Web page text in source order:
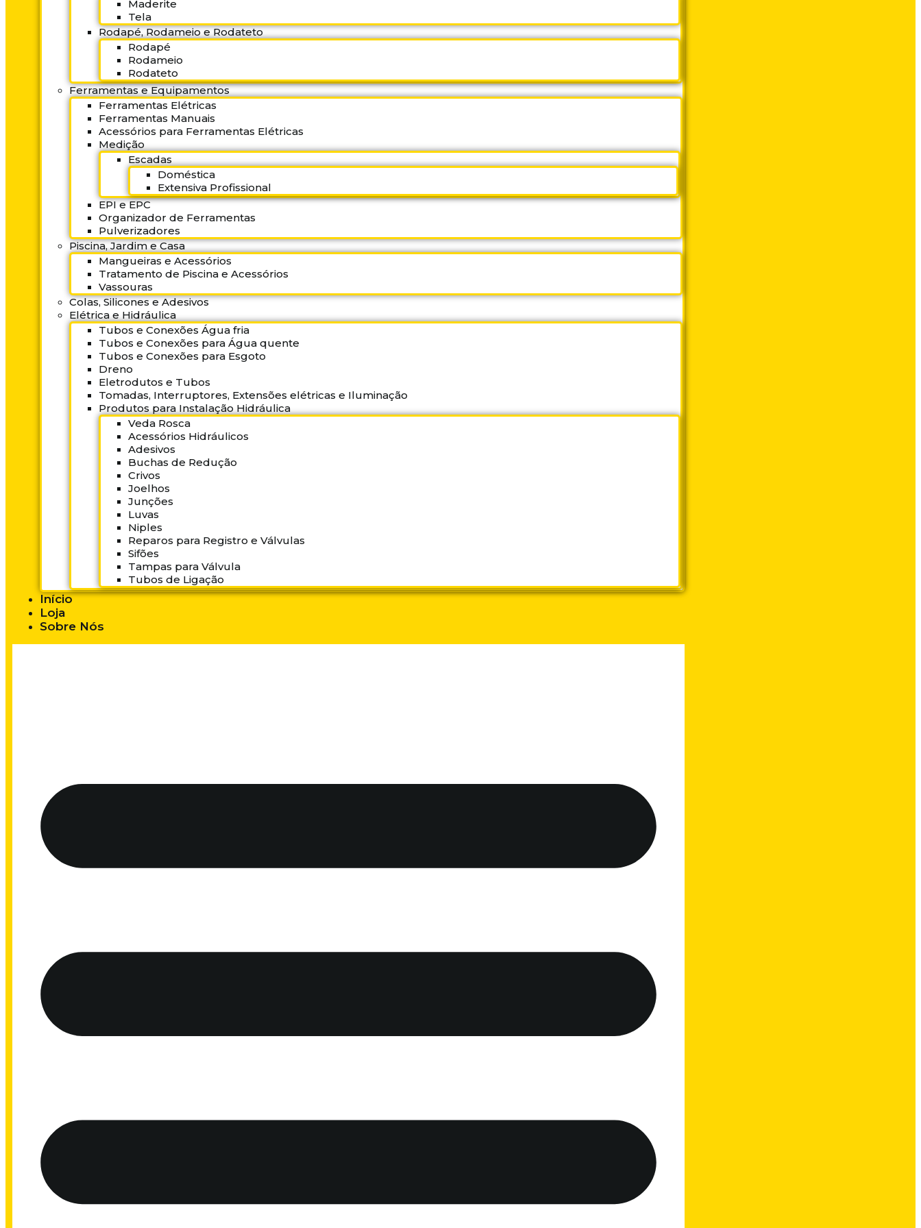
Maderite
Tela
Rodapé, Rodameio e Rodateto
Rodapé
Rodameio
Rodateto
Ferramentas e Equipamentos
Ferramentas Elétricas
Ferramentas Manuais
Acessórios para Ferramentas Elétricas
Medição
Escadas
Doméstica
Extensiva Profissional
EPI e EPC
Organizador de Ferramentas
Pulverizadores
Piscina, Jardim e Casa
Mangueiras e Acessórios
Tratamento de Piscina e Acessórios
Vassouras
Colas, Silicones e Adesivos
Elétrica e Hidráulica
Tubos e Conexões Água fria
Tubos e Conexões para Água quente
Tubos e Conexões para Esgoto
Dreno
Eletrodutos e Tubos
Tomadas, Interruptores, Extensões elétricas e Iluminação
Produtos para Instalação Hidráulica
Veda Rosca
Acessórios Hidráulicos
Adesivos
Buchas de Redução
Crivos
Joelhos
Junções
Luvas
Niples
Reparos para Registro e Válvulas
Sifões
Tampas para Válvula
Tubos de Ligação
Início
Loja
Sobre Nós